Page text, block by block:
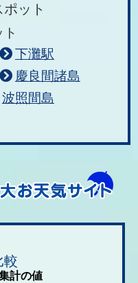
ット
下灘駅
慶良間諸島
波照間島
較
計の値